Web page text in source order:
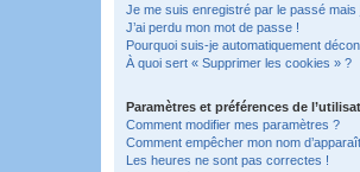
Je me suis enregistré par le passé
J’ai perdu mon mot de passe !
Pourquoi suis-je automatiquement
À quoi sert « Supprimer les cookies » ?
Paramètres et préférences de
Comment modifier mes paramètres ?
Comment empêcher mon nom
Les heures ne sont pas correctes !